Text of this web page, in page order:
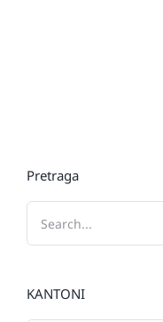
Pretraga
KANTONI